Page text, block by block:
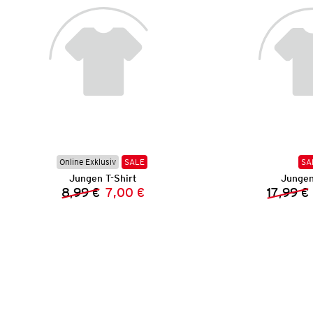
Online Exklusiv SALE
Jungen T-Shirt
Vorheriger Preis:
8,99 € Neuer Preis:
7,00 € 17,99 €